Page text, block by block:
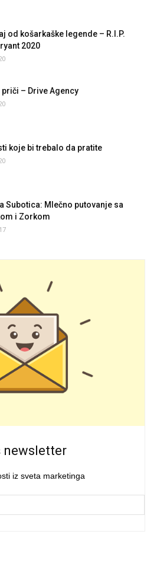
od košarkaške legende – R.I.P.
2020
priči – Drive Agency
koje bi trebalo da pratite
Subotica: Mlečno putovanje sa
i Zorkom
newsletter
iz sveta marketinga